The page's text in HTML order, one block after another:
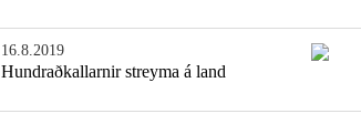
16.8.2019
Hundraðkallarnir streyma á land